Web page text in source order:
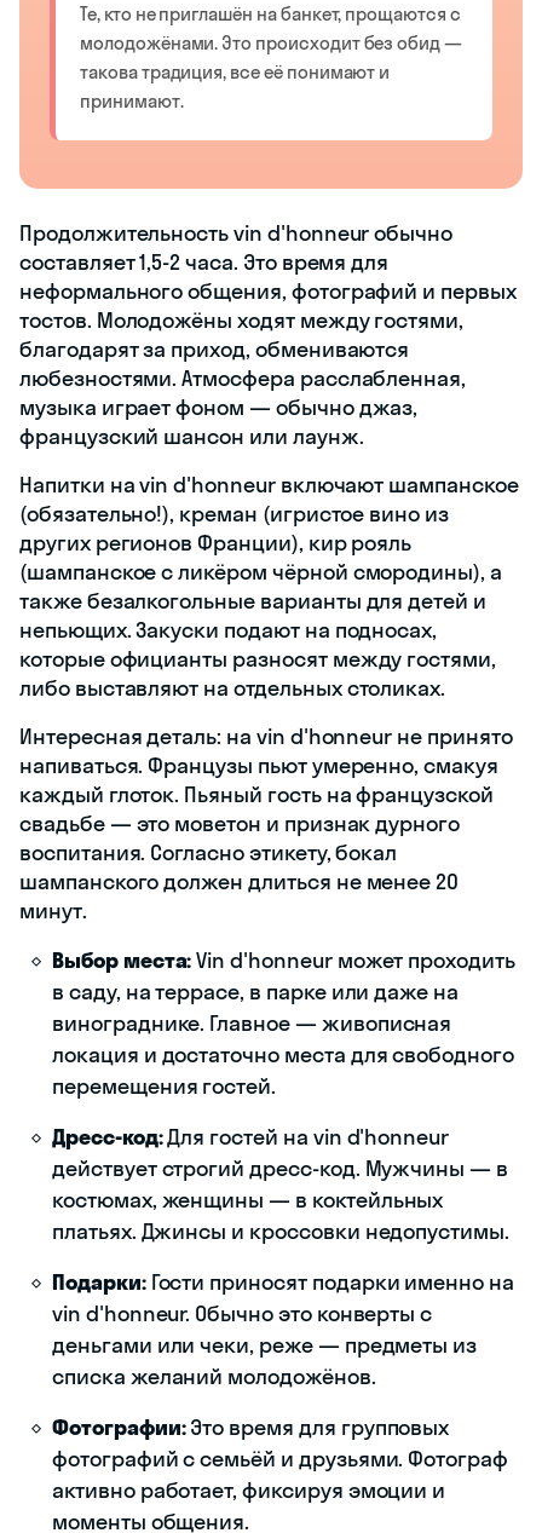
Те, кто не приглашён на банкет, прощаются с
молодожёнами. Это происходит без обид —
такова традиция, все её понимают и
принимают.
Продолжительность vin d'honneur обычно
составляет 1,5-2 часа. Это время для
неформального общения, фотографий и первых
тостов. Молодожёны ходят между гостями,
благодарят за приход, обмениваются
любезностями. Атмосфера расслабленная,
музыка играет фоном — обычно джаз,
французский шансон или лаунж.
Напитки на vin d'honneur включают шампанское
(обязательно!), креман (игристое вино из
других регионов Франции), кир рояль
(шампанское с ликёром чёрной смородины), а
также безалкогольные варианты для детей и
непьющих. Закуски подают на подносах,
которые официанты разносят между гостями,
либо выставляют на отдельных столиках.
Интересная деталь: на vin d'honneur не принято
напиваться. Французы пьют умеренно, смакуя
каждый глоток. Пьяный гость на французской
свадьбе — это моветон и признак дурного
воспитания. Согласно этикету, бокал
шампанского должен длиться не менее 20
минут.
Выбор места:Vin d'honneur может проходить
в саду, на террасе, в парке или даже на
винограднике. Главное — живописная
локация и достаточно места для свободного
перемещения гостей.
Дресс-код:Для гостей на vin d'honneur
действует строгий дресс-код. Мужчины — в
костюмах, женщины — в коктейльных
платьях. Джинсы и кроссовки недопустимы.
Подарки:Гости приносят подарки именно на
vin d'honneur. Обычно это конверты с
деньгами или чеки, реже — предметы из
списка желаний молодожёнов.
Фотографии:Это время для групповых
фотографий с семьёй и друзьями. Фотограф
активно работает, фиксируя эмоции и
моменты общения.